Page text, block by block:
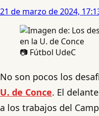
21 de marzo de 2024,
📷 Fútbol UdeC
No son pocos los
U. de Conce. El
a los trabajos del